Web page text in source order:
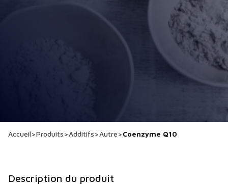
Accueil>Produits>Additifs>Autre>Coenzyme Q10
Description du produit